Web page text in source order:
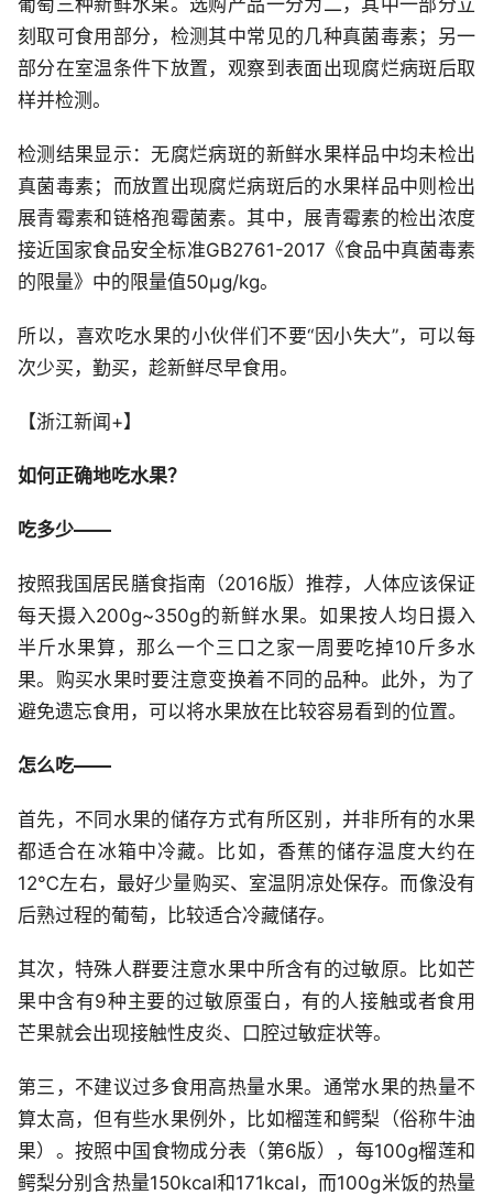
刻取可食用部分，检测其中常见的几种真菌毒素；另一
部分在室温条件下放置，观察到表面出现腐烂病斑后取
样并检测。
检测结果显示：无腐烂病斑的新鲜水果样品中均未检出
真菌毒素；而放置出现腐烂病斑后的水果样品中则检出
展青霉素和链格孢霉菌素。其中，展青霉素的检出浓度
接近国家食品安全标准GB2761-2017《食品中真菌毒素
的限量》中的限量值50μg/kg。
所以，喜欢吃水果的小伙伴们不要“因小失大”，可以每
次少买，勤买，趁新鲜尽早食用。
【浙江新闻+】
如何正确地吃水果？
吃多少——
按照我国居民膳食指南（2016版）推荐，人体应该保证
每天摄入200g~350g的新鲜水果。如果按人均日摄入
半斤水果算，那么一个三口之家一周要吃掉10斤多水
果。购买水果时要注意变换着不同的品种。此外，为了
避免遗忘食用，可以将水果放在比较容易看到的位置。
怎么吃——
首先，不同水果的储存方式有所区别，并非所有的水果
都适合在冰箱中冷藏。比如，香蕉的储存温度大约在
12℃左右，最好少量购买、室温阴凉处保存。而像没有
后熟过程的葡萄，比较适合冷藏储存。
其次，特殊人群要注意水果中所含有的过敏原。比如芒
果中含有9种主要的过敏原蛋白，有的人接触或者食用
芒果就会出现接触性皮炎、口腔过敏症状等。
第三，不建议过多食用高热量水果。通常水果的热量不
算太高，但有些水果例外，比如榴莲和鳄梨（俗称牛油
果）。按照中国食物成分表（第6版），每100g榴莲和
鳄梨分别含热量150kcal和171kcal，而100g米饭的热量